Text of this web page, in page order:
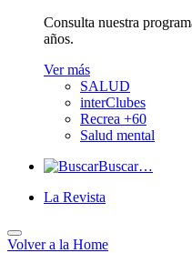
Consulta nuestra
años.
Ver más
SALUD
interClubes
Recrea +60
Salud mental
Buscar…
La Revista
Volver a la Home